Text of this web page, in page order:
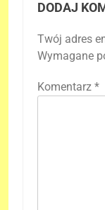
DODAJ
Twój adres
Wymagane
Komentarz *